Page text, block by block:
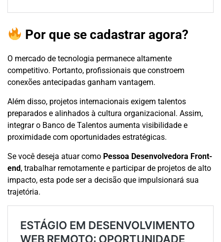
Por que se cadastrar agora?
O mercado de tecnologia permanece altamente
competitivo. Portanto, profissionais que constroem
conexões antecipadas ganham vantagem.
Além disso, projetos internacionais exigem talentos
preparados e alinhados à cultura organizacional. Assim,
integrar o Banco de Talentos aumenta visibilidade e
proximidade com oportunidades estratégicas.
Se você deseja atuar como Pessoa Desenvolvedora Front-
end , trabalhar remotamente e participar de projetos de alto
impacto, esta pode ser a decisão que impulsionará sua
trajetória.